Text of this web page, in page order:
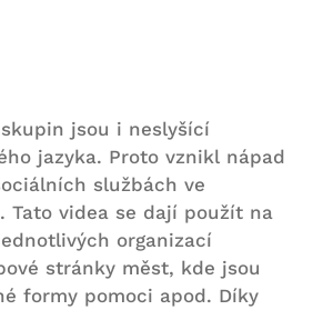
jsou i neslyšící
jazyka. Proto vznikl nápad
službách ve
Tato videa se dají použít na
organizací
stránky měst, kde jsou
formy pomoci apod. Díky